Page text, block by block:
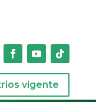
vigente